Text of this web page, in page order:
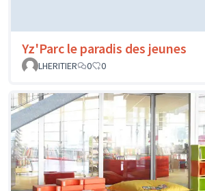
Yz'Parc le paradis des jeunes
LHERITIER
0 0